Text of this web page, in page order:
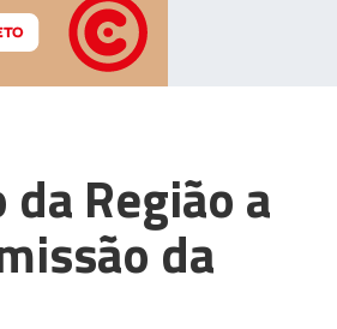
Região a
da